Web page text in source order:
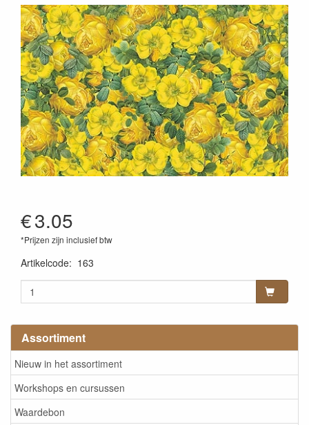
Assortiment
Nieuw in het assortiment
Workshops en cursussen
Waardebon
€3.05
*Prijzen zijn inclusief btw
Artikelcode: 163